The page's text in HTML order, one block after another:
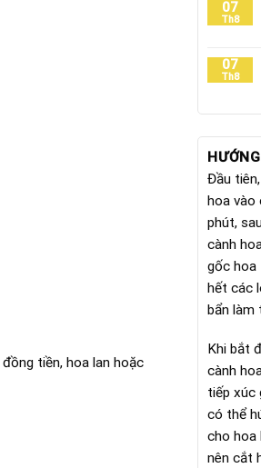
tiền, hoa lan hoặc
07
Th8
07
Th8
Đầu
hoa vào
phút,
cành
gốc hoa
hết các
bẩn làm
Khi bắt
cành
tiếp xúc
có thể
cho hoa
nên cắt